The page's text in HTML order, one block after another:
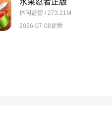
水果忍者正版
休闲益智 / 273.21M
2026-07-08更新